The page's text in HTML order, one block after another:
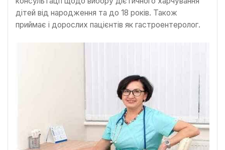
дітей від народження та до 18 років. Також
приймає і дорослих пацієнтів як гастроентеролог.